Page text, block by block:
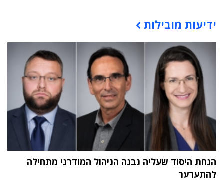
תוכן פרסומי
ידיעות מובילות
הנחת היסוד שעליה נבנה הניהול המודרני מתחילה
להתערער